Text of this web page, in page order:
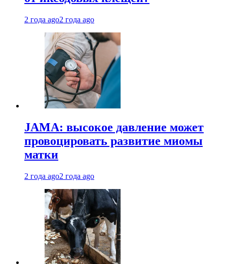
2 года ago2 года ago
JAMA: высокое давление может
провоцировать развитие миомы
матки
2 года ago2 года ago